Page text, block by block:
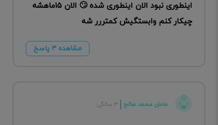
اینطوری نبود الان اینطوری شده 🙄 الان ۱۵ماهشه
چیکار کنم وابستگیش کمتررر شه
مشاهده ۳ پاسخ
مامان محمد صالح ۳ سالگی